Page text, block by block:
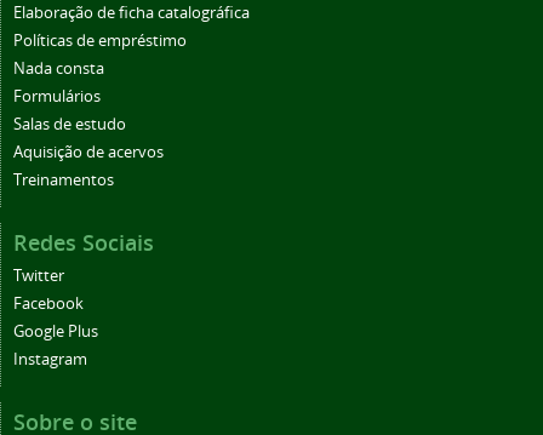
Elaboração de ficha catalográfica
Políticas de empréstimo
Nada consta
Formulários
Salas de estudo
Aquisição de acervos
Treinamentos
Redes Sociais
Twitter
Facebook
Google Plus
Instagram
Sobre o site